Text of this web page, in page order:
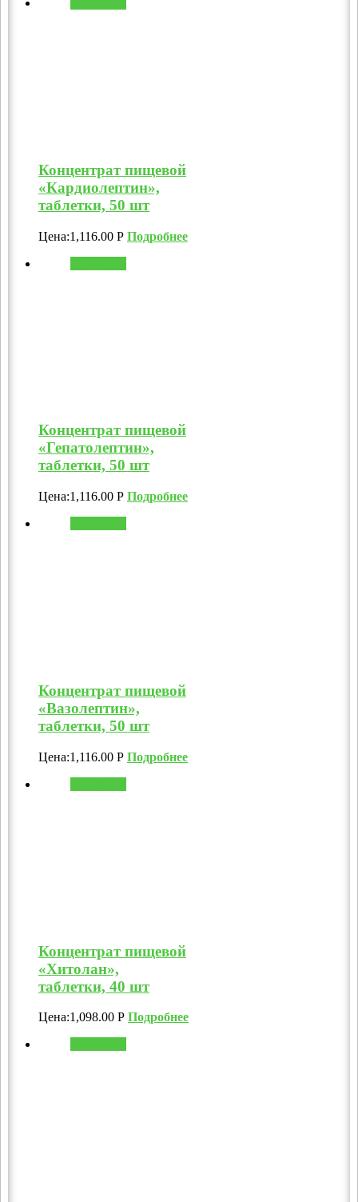
Концентрат пищевой
«Кардиолептин»,
таблетки, 50 шт
Цена:1,116.00 Р Подробнее
Концентрат пищевой
«Гепатолептин»,
таблетки, 50 шт
Цена:1,116.00 Р Подробнее
Концентрат пищевой
«Вазолептин»,
таблетки, 50 шт
Цена:1,116.00 Р Подробнее
Концентрат пищевой
«Хитолан»,
таблетки, 40 шт
Цена:1,098.00 Р Подробнее